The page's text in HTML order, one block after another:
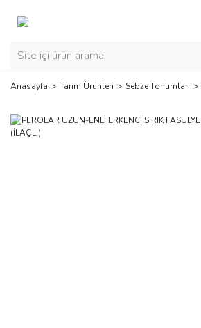
Anasayfa Tarım Ürünleri Sebze Tohumları